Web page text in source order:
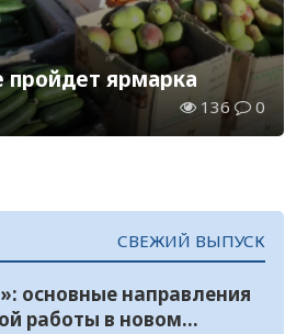
ярмарка
136 0
СВЕЖИЙ ВЫПУСК
основные направления
работы в новом